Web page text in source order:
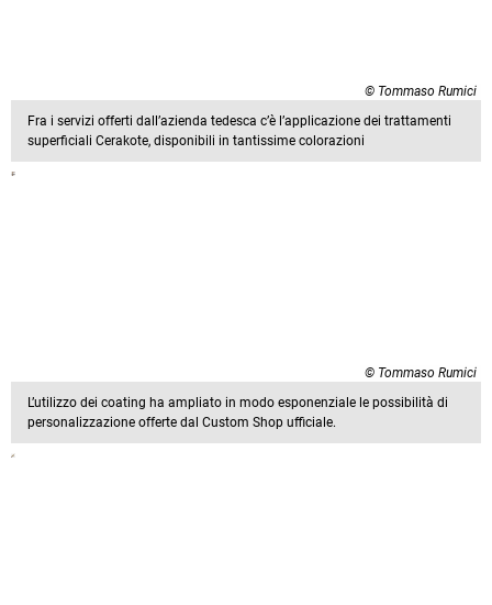
© Tommaso Rumici
Fra i servizi offerti dall’azienda tedesca c’è l’applicazione dei trattamenti
superficiali Cerakote, disponibili in tantissime colorazioni
© Tommaso Rumici
L’utilizzo dei coating ha ampliato in modo esponenziale le possibilità di
personalizzazione offerte dal Custom Shop ufficiale.